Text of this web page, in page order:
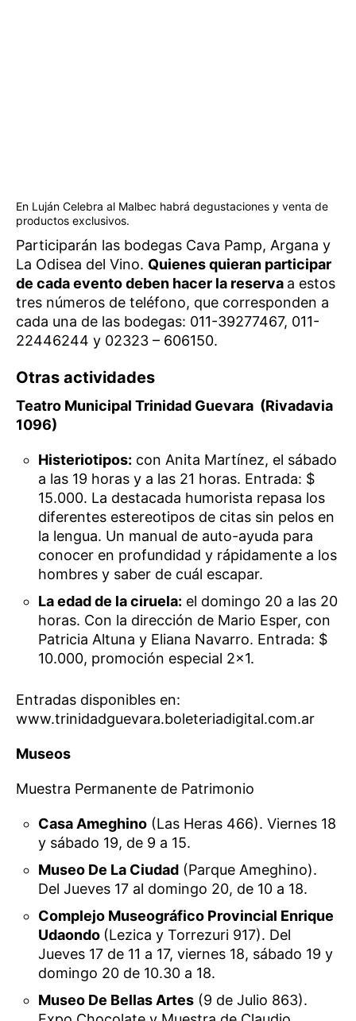
En Luján Celebra al Malbec habrá degustaciones y venta de
productos exclusivos.
Participarán las bodegas Cava Pamp, Argana y
La Odisea del Vino. Quienes quieran participar
de cada evento deben hacer la reserva a estos
tres números de teléfono, que corresponden a
cada una de las bodegas: 011-39277467, 011-
22446244 y 02323 – 606150.
Otras actividades
Teatro Municipal Trinidad Guevara (Rivadavia
1096)
Histeriotipos: con Anita Martínez, el sábado
a las 19 horas y a las 21 horas. Entrada: $
15.000. La destacada humorista repasa los
diferentes estereotipos de citas sin pelos en
la lengua. Un manual de auto-ayuda para
conocer en profundidad y rápidamente a los
hombres y saber de cuál escapar.
La edad de la ciruela: el domingo 20 a las 20
horas. Con la dirección de Mario Esper, con
Patricia Altuna y Eliana Navarro. Entrada: $
10.000, promoción especial 2×1.
Entradas disponibles en:
www.trinidadguevara.boleteriadigital.com.ar
Museos
Muestra Permanente de Patrimonio
Casa Ameghino (Las Heras 466). Viernes 18
y sábado 19, de 9 a 15.
Museo De La Ciudad (Parque Ameghino).
Del Jueves 17 al domingo 20, de 10 a 18.
Complejo Museográfico Provincial Enrique
Udaondo (Lezica y Torrezuri 917). Del
Jueves 17 de 11 a 17, viernes 18, sábado 19 y
domingo 20 de 10.30 a 18.
Museo De Bellas Artes (9 de Julio 863).